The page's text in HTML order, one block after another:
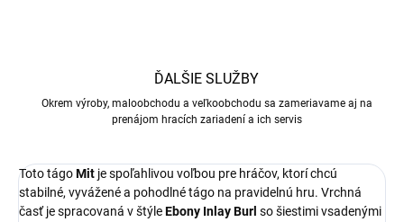
ĎALŠIE SLUŽBY
Okrem výroby, maloobchodu a veľkoobchodu sa zameriavame aj na
prenájom hracích zariadení a ich servis
Toto tágoMit je spoľahlivou voľbou pre hráčov, ktorí chcú
stabilné, vyvážené a pohodlné tágo na pravidelnú hru. Vrchná
časť je spracovaná v štýleEbony Inlay Burl so šiestimi vsadenými